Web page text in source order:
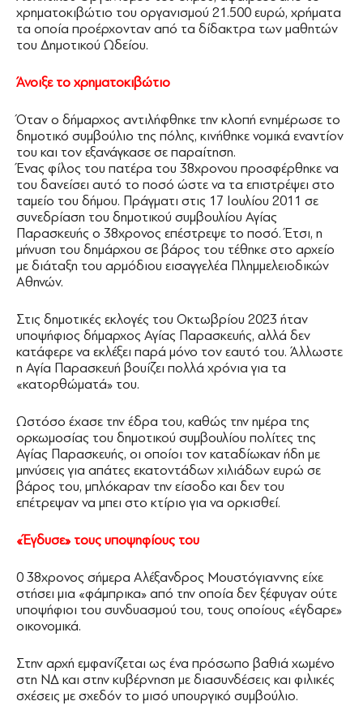
χρηματοκιβώτιο του οργανισμού 21.500 ευρώ, χρήματα
τα οποία προέρχονταν από τα δίδακτρα των μαθητών
του Δημοτικού Ωδείου.
Άνοιξε το χρηματοκιβώτιο
Όταν ο δήμαρχος αντιλήφθηκε την κλοπή ενημέρωσε το
δημοτικό συμβούλιο της πόλης, κινήθηκε νομικά εναντίον
του και τον εξανάγκασε σε παραίτηση.
Ένας φίλος του πατέρα του 38χρονου προσφέρθηκε να
του δανείσει αυτό το ποσό ώστε να τα επιστρέψει στο
ταμείο του δήμου. Πράγματι στις 17 Ιουλίου 2011 σε
συνεδρίαση του δημοτικού συμβουλίου Αγίας
Παρασκευής ο 38χρονος επέστρεψε το ποσό. Έτσι, η
μήνυση του δημάρχου σε βάρος του τέθηκε στο αρχείο
με διάταξη του αρμόδιου εισαγγελέα Πλημμελειοδικών
Αθηνών.
Στις δημοτικές εκλογές του Οκτωβρίου 2023 ήταν
υποψήφιος δήμαρχος Αγίας Παρασκευής, αλλά δεν
κατάφερε να εκλέξει παρά μόνο τον εαυτό του. Άλλωστε
η Αγία Παρασκευή βουίζει πολλά χρόνια για τα
«κατορθώματά» του.
Ωστόσο έχασε την έδρα του, καθώς την ημέρα της
ορκωμοσίας του δημοτικού συμβουλίου πολίτες της
Αγίας Παρασκευής, οι οποίοι τον καταδίωκαν ήδη με
μηνύσεις για απάτες εκατοντάδων χιλιάδων ευρώ σε
βάρος του, μπλόκαραν την είσοδο και δεν του
επέτρεψαν να μπει στο κτίριο για να ορκισθεί.
«Έγδυσε» τους υποψηφίους του
0 38χρονος σήμερα Αλέξανδρος Μουστόγιαννης είχε
στήσει μια «φάμπρικα» από την οποία δεν ξέφυγαν ούτε
υποψήφιοι του συνδυασμού του, τους οποίους «έγδαρε»
οικονομικά.
Στην αρχή εμφανίζεται ως ένα πρόσωπο βαθιά χωμένο
στη ΝΔ και στην κυβέρνηση με διασυνδέσεις και φιλικές
σχέσεις με σχεδόν το μισό υπουργικό συμβούλιο.